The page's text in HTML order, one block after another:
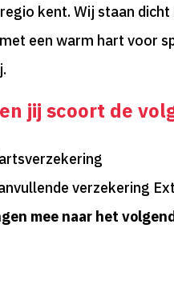
kent. Wij staan dicht
een warm hart voor
jij scoort de
verzekering
mee naar het